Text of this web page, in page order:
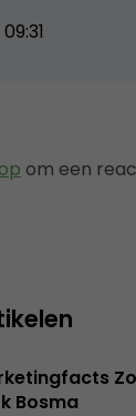
om een
Bosma